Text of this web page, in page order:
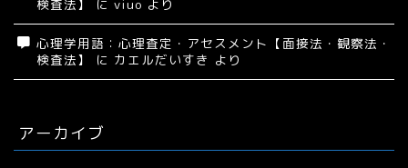
検査法】
に viuo より
心理学用語：心理査定・アセスメント【面接法・観察法・
検査法】
に カエルだいすき より
アーカイブ